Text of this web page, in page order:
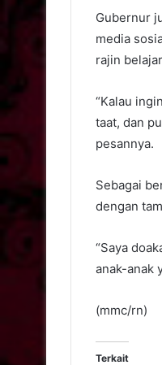
Gubernur
media
rajin
“Kalau
taat, dan
pesannya.
Sebagai
dengan
“Saya
anak-anak
(mmc/rn)
Terkait